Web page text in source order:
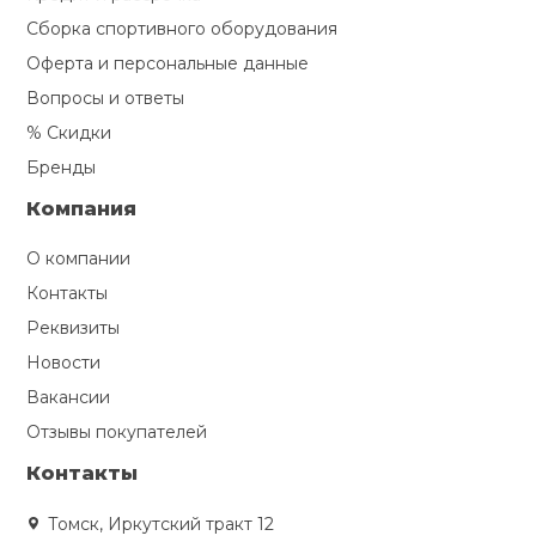
Сборка спортивного оборудования
Оферта и персональные данные
Вопросы и ответы
% Скидки
Бренды
Компания
О компании
Контакты
Реквизиты
Новости
Вакансии
Отзывы покупателей
Контакты
Томск, Иркутский тракт 12